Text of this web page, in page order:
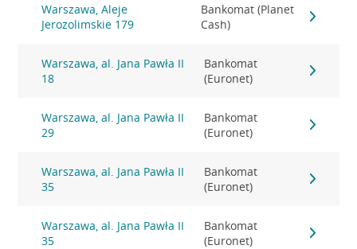
Warszawa, Aleje
Jerozolimskie 179
Bankomat (Planet
Cash)
Warszawa, al. Jana Pawła II
18
Bankomat
(Euronet)
Warszawa, al. Jana Pawła II
29
Bankomat
(Euronet)
Warszawa, al. Jana Pawła II
35
Bankomat
(Euronet)
Warszawa, al. Jana Pawła II
35
Bankomat
(Euronet)